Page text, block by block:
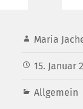
Maria
15. Januar
Allgemein